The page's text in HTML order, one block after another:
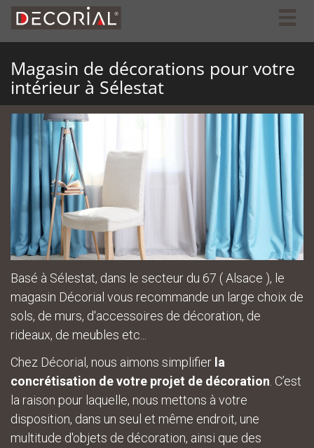
Magasin de décorations pour votre
intérieur à Sélestat
Basé à Sélestat, dans le secteur du 67 ( Alsace ), le
magasin Décorial vous recommande un large choix de
sols, de murs, d'accessoires de décoration, de
rideaux, de meubles etc...
Chez Décorial, nous aimons simplifier la
concrétisation de votre projet de décoration . C’est
la raison pour laquelle, nous mettons à votre
disposition, dans un seul et même endroit, une
multitude d'objets de décoration, ainsi que des